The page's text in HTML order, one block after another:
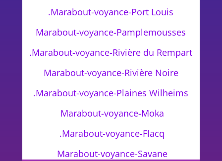
.Marabout-voyance-Port Louis
Marabout-voyance-Pamplemousses
.Marabout-voyance-Rivière du Rempart
Marabout-voyance-Rivière Noire
.Marabout-voyance-Plaines Wilheims
Marabout-voyance-Moka
.Marabout-voyance-Flacq
Marabout-voyance-Savane